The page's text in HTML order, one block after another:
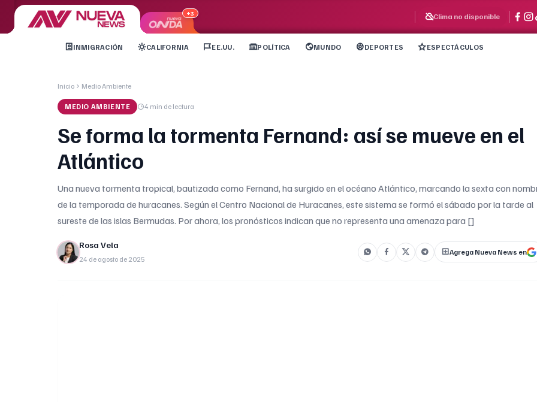
+3 Clima no disponible
INMIGRACIÓN CALIFORNIA EE.UU. POLÍTICA MUNDO DEPORTES ESPECTÁCULOS
Inicio Medio Ambiente
MEDIO AMBIENTE 4 min de lectura
Se forma la tormenta Fernand: así se mueve en el
Atlántico
Una nueva tormenta tropical, bautizada como Fernand, ha surgido en el océano Atlántico, marcando la sexta con
de la temporada de huracanes. Según el Centro Nacional de Huracanes, este sistema se formó el sábado por la tarde al
sureste de las islas Bermudas. Por ahora, los pronósticos indican que no representa una amenaza para []
Rosa Vela
24 de agosto de 2025
Agrega Nueva News en